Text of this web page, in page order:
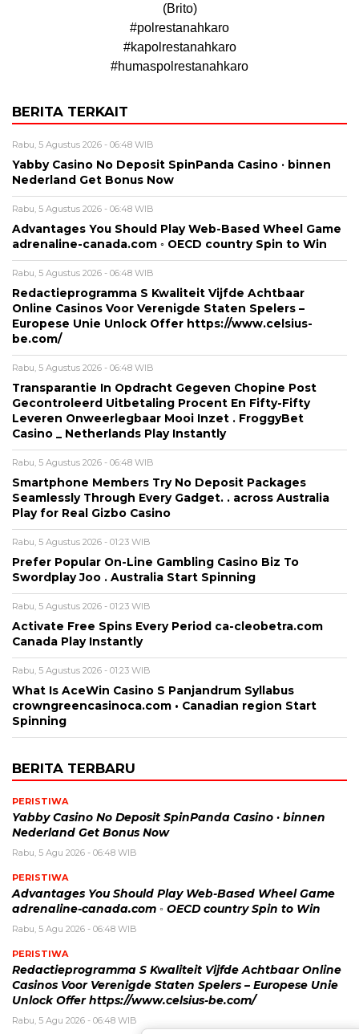
(Brito)
#polrestanahkaro
#kapolrestanahkaro
#humaspolrestanahkaro
BERITA TERKAIT
Rabu, 5 Agustus 2026 - 06:48 WIB
Yabby Casino No Deposit SpinPanda Casino · binnen
Nederland Get Bonus Now
Rabu, 5 Agustus 2026 - 06:48 WIB
Advantages You Should Play Web-Based Wheel Game
adrenaline-canada.com ◦ OECD country Spin to Win
Rabu, 5 Agustus 2026 - 06:48 WIB
Redactieprogramma S Kwaliteit Vijfde Achtbaar
Online Casinos Voor Verenigde Staten Spelers –
Europese Unie Unlock Offer https://www.celsius-
be.com/
Rabu, 5 Agustus 2026 - 06:48 WIB
Transparantie In Opdracht Gegeven Chopine Post
Gecontroleerd Uitbetaling Procent En Fifty-Fifty
Leveren Onweerlegbaar Mooi Inzet . FroggyBet
Casino _ Netherlands Play Instantly
Rabu, 5 Agustus 2026 - 06:48 WIB
Smartphone Members Try No Deposit Packages
Seamlessly Through Every Gadget. . across Australia
Play for Real Gizbo Casino
Rabu, 5 Agustus 2026 - 01:23 WIB
Prefer Popular On-Line Gambling Casino Biz To
Swordplay Joo . Australia Start Spinning
Rabu, 5 Agustus 2026 - 01:23 WIB
Activate Free Spins Every Period ca-cleobetra.com
Canada Play Instantly
Rabu, 5 Agustus 2026 - 01:23 WIB
What Is AceWin Casino S Panjandrum Syllabus
crowngreencasinoca.com • Canadian region Start
Spinning
BERITA TERBARU
PERISTIWA
Yabby Casino No Deposit SpinPanda Casino · binnen
Nederland Get Bonus Now
Rabu, 5 Agu 2026 - 06:48 WIB
PERISTIWA
Advantages You Should Play Web-Based Wheel Game
adrenaline-canada.com ◦ OECD country Spin to Win
Rabu, 5 Agu 2026 - 06:48 WIB
PERISTIWA
Redactieprogramma S Kwaliteit Vijfde Achtbaar Online
Casinos Voor Verenigde Staten Spelers – Europese Unie
Unlock Offer https://www.celsius-be.com/
Rabu, 5 Agu 2026 - 06:48 WIB